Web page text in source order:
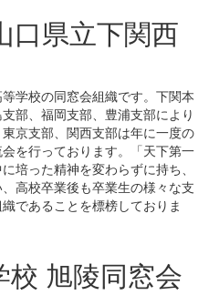
口県立下関西
学校の同窓会組織です。下関本
部、福岡支部、豊浦支部により
京支部、関西支部は年に一度の
を行っております。「天下第一
培った精神を変わらずに持ち、
高校卒業後も卒業生の様々な支
であることを標榜しておりま
旭陵同窓会